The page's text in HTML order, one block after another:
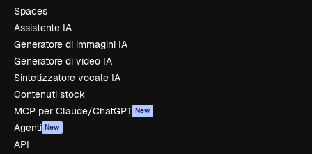
Spaces
Assistente IA
Generatore di immagini IA
Generatore di video IA
Sintetizzatore vocale IA
Contenuti stock
MCP per Claude/ChatGPT New
Agenti New
API